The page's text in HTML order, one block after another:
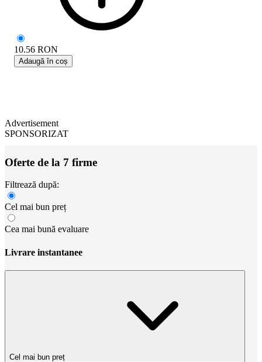
10.56 RON
Adaugă în coș
Advertisement
SPONSORIZAT
Oferte de la 7 firme
Filtrează după:
Cel mai bun preț
Cea mai bună evaluare
Livrare instantanee
Cel mai bun preț